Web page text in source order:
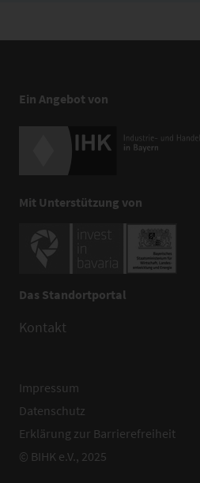
Ein Angebot von
Mit Unterstützung von
Das Standortportal
Kontakt
Impressum
Datenschutz
Erklärung zur Barrierefreiheit
© BIHK e.V., 2025